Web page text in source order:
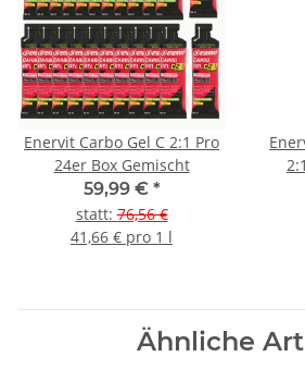
Enervit Carbo Gel C 2:1 Pro
24er Box Gemischt
59,99 € *
statt:76,56 €
41,66 € pro 1 l
Ähnliche